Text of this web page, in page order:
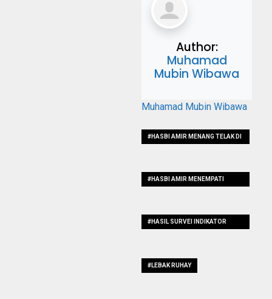
Author:
Muhamad
Mubin Wibawa
Muhamad Mubin Wibawa
#HASBI AMIR MENANG TELAK DI
#HASBI AMIR MENEMPATI
#HASIL SURVEI INDIKATOR
#LEBAK RUHAY